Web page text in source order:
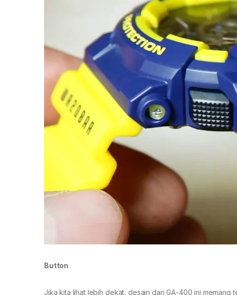
Button
Jika kita lihat lebih dekat, desain dari GA-400 ini memang